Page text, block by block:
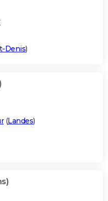
Denis)
(Landes)